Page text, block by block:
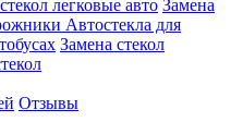
легковые авто Замена
Автостекла для
Замена стекол
Отзывы